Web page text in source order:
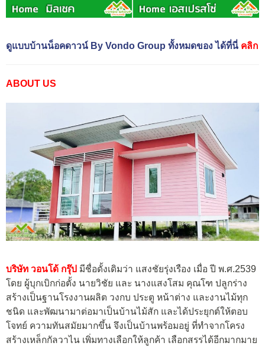
ดูแบบบ้านน็อคดาวน์ By Vondo Group ทั้งหมดของ ได้ที่นี่ คลิก
ABOUT US
บริษัท วอนโด้ กรุ๊ป มีชื่อดั้งเดิมว่า แสงชัยรุ่งเรือง เมื่อ ปี พ.ศ.2539
โดย ผู้บุกเบิกก่อตั้ง นายวิชัย และ นางแสงโสม คุณโฑ ปลูกร่าง
สร้างเป็นฐานโรงงานผลิต วงกบ ประตู หน้าต่าง และงานไม้ทุก
ชนิด และพัฒนามาต่อมาเป็นบ้านไม้สัก และได้ประยุกต์ให้ตอบ
โจทย์ ความทันสมัยมากขึ้น จึงเป็นบ้านพร้อมอยู่ ที่ทำจากโครง
สร้างเหล็กกัลวาไน เพิ่มทางเลือกให้ลูกค้า เลือกสรรได้อีกมากมาย